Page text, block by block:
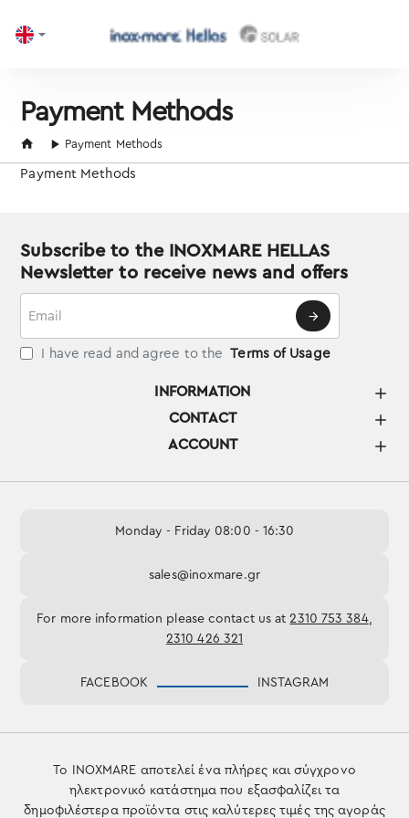
Payment Methods
homePayment Methods
Payment Methods
Subscribe to the INOXMARE HELLAS
Newsletter to receive news and offers
I have read and agree to the Terms of Usage
INFORMATION
CONTACT
ACCOUNT
Monday - Friday 08:00 - 16:30
sales@inoxmare.gr
For more information please contact us at2310 753 384,
2310 426 321
FACEBOOK INSTAGRAM
Το INOXMARE αποτελεί ένα πλήρες και σύγχρονο
ηλεκτρονικό κατάστημα που εξασφαλίζει τα
δημοφιλέστερα προϊόντα στις καλύτερες τιμές της αγοράς